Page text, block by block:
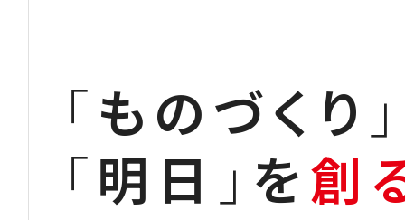
「ものづくり 」
「明日 」 を創